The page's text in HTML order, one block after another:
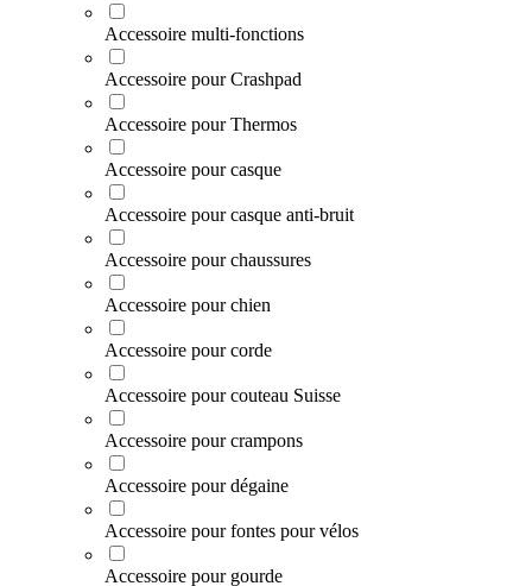
Accessoire multi-fonctions
Accessoire pour Crashpad
Accessoire pour Thermos
Accessoire pour casque
Accessoire pour casque anti-bruit
Accessoire pour chaussures
Accessoire pour chien
Accessoire pour corde
Accessoire pour couteau Suisse
Accessoire pour crampons
Accessoire pour dégaine
Accessoire pour fontes pour vélos
Accessoire pour gourde